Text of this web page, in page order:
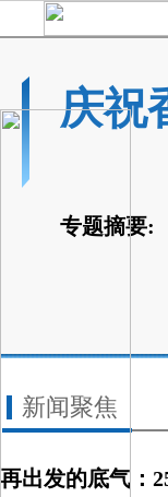
庆祝
专题摘要:
新闻聚焦
再出发的底气：